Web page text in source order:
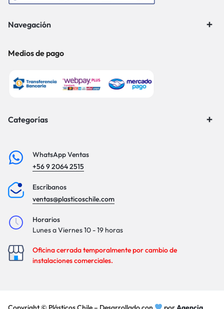
Navegación
Medios de pago
Categorías
WhatsApp Ventas
+56 9 2064 2515
Escríbanos
ventas@plasticoschile.com
Horarios
Lunes a Viernes 10 - 19 horas
Oficina cerrada temporalmente por cambio de
instalaciones comerciales.